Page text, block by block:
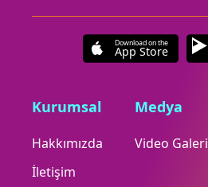
Download on the
App Store
Kurumsal
Hakkımızda
İletişim
Medya
Video Galeri